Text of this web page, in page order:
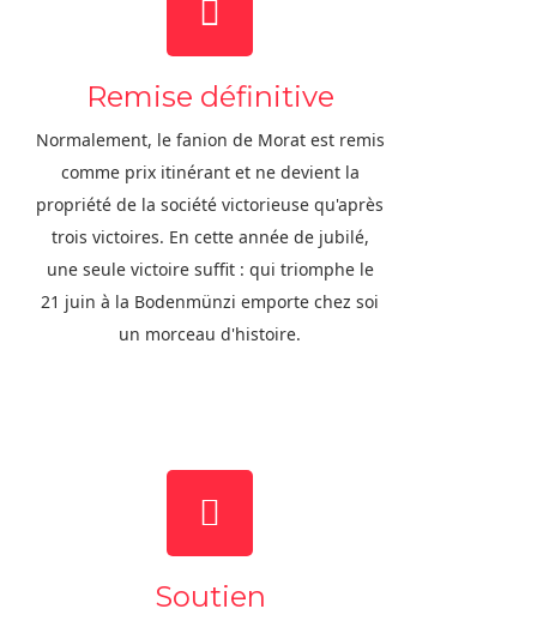
Remise définitive
Normalement, le fanion de Morat est remis
comme prix itinérant et ne devient la
propriété de la société victorieuse qu'après
trois victoires. En cette année de jubilé,
une seule victoire suffit : qui triomphe le
21 juin à la Bodenmünzi emporte chez soi
un morceau d'histoire.
Soutien